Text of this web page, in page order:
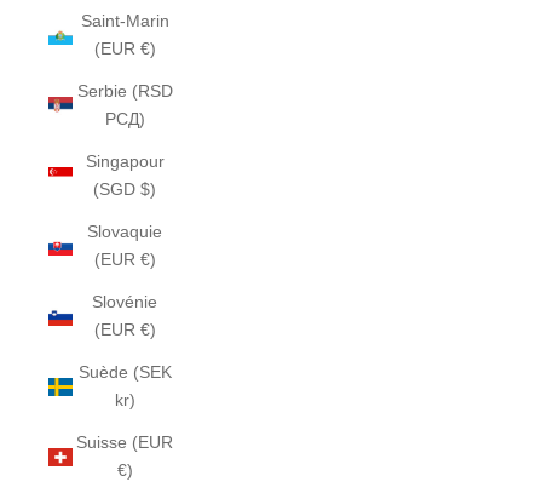
Saint-Marin
(EUR €)
Serbie (RSD
РСД)
Singapour
(SGD $)
Slovaquie
(EUR €)
Slovénie
(EUR €)
Suède (SEK
kr)
Suisse (EUR
€)